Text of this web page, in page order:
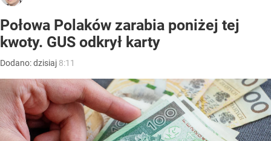
Połowa Polaków zarabia poniżej tej
kwoty. GUS odkrył karty
Dodano:dzisiaj 8:11